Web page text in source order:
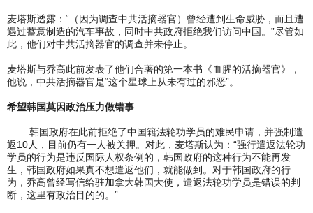
麦塔斯透露：“（因为调查中共活摘器官）曾经遭到生命威胁，而且遭
遇过蓄意制造的汽车事故，同时中共政府拒绝我们访问中国。”尽管如
此，他们对中共活摘器官的调查并未停止。
麦塔斯与乔高此前发表了他们合著的第一本书《血腥的活摘器官》，
他说，中共活摘器官是“这个星球上从未有过的邪恶”。
希望韩国莫因政治压力做错事
韩国政府在此前拒绝了中国籍法轮功学员的难民申请，并强制遣
返10人，目前仍有一人被关押。对此，麦塔斯认为：“强行遣返法轮功
学员的行为是违反国际人权条例的，韩国政府的这种行为不能再发
生，韩国政府如果真不想遣返他们，就能做到。对于韩国政府的行
为，乔高曾经写信给驻加拿大韩国大使，遣返法轮功学员是错误的判
断，这里有政治目的的。”